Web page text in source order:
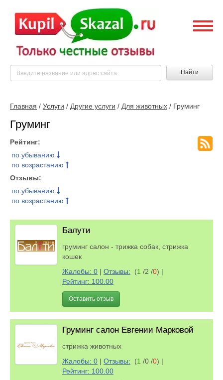
Найти
Главная / Услуги / Другие услуги / Для животных / Груминг
Груминг
Рейтинг:
по убыванию
по возрастанию
Отзывы:
по убыванию
по возрастанию
Балути
груминг салон - трижка собак, стрижка
кошек
Жалобы: 0 | Отзывы: (1 /2 /0) |
Рейтинг: 100.00
Оставить отзыв
Груминг салон Евгении Марковой
стрижка животных
Жалобы: 0 | Отзывы: (1 /0 /0) |
Рейтинг: 100.00